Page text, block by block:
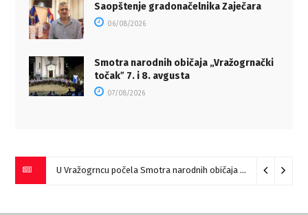
Saopštenje gradonačelnika Zaječara
06/08/2026
Smotra narodnih običaja „Vražogrnački
točakˮ 7. i 8. avgusta
07/08/2026
U Vražogrncu počela Smotra narodnih običaja „Vražogrnački točak“